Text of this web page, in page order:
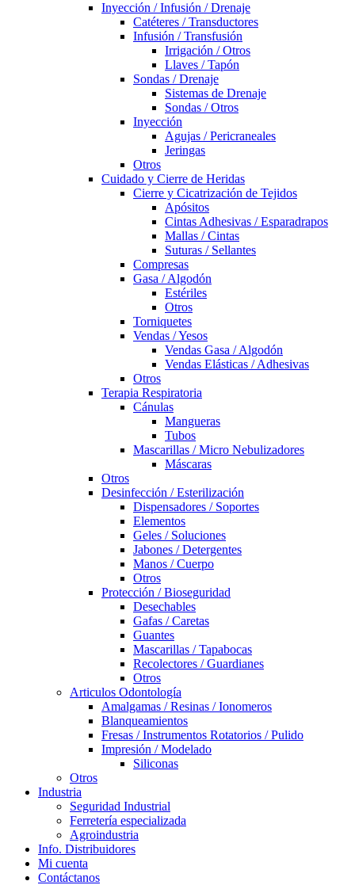
Inyección / Infusión / Drenaje
Catéteres / Transductores
Infusión / Transfusión
Irrigación / Otros
Llaves / Tapón
Sondas / Drenaje
Sistemas de Drenaje
Sondas / Otros
Inyección
Agujas / Pericraneales
Jeringas
Otros
Cuidado y Cierre de Heridas
Cierre y Cicatrización de Tejidos
Apósitos
Cintas Adhesivas / Esparadrapos
Mallas / Cintas
Suturas / Sellantes
Compresas
Gasa / Algodón
Estériles
Otros
Torniquetes
Vendas / Yesos
Vendas Gasa / Algodón
Vendas Elásticas / Adhesivas
Otros
Terapia Respiratoria
Cánulas
Mangueras
Tubos
Mascarillas / Micro Nebulizadores
Máscaras
Otros
Desinfección / Esterilización
Dispensadores / Soportes
Elementos
Geles / Soluciones
Jabones / Detergentes
Manos / Cuerpo
Otros
Protección / Bioseguridad
Desechables
Gafas / Caretas
Guantes
Mascarillas / Tapabocas
Recolectores / Guardianes
Otros
Articulos Odontología
Amalgamas / Resinas / Ionomeros
Blanqueamientos
Fresas / Instrumentos Rotatorios / Pulido
Impresión / Modelado
Siliconas
Otros
Industria
Seguridad Industrial
Ferretería especializada
Agroindustria
Info. Distribuidores
Mi cuenta
Contáctanos